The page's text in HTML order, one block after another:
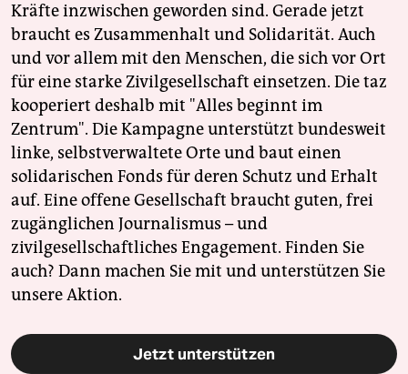
Kräfte inzwischen geworden sind. Gerade jetzt
braucht es Zusammenhalt und Solidarität. Auch
und vor allem mit den Menschen, die sich vor Ort
für eine starke Zivilgesellschaft einsetzen. Die taz
kooperiert deshalb mit "Alles beginnt im
Zentrum". Die Kampagne unterstützt bundesweit
linke, selbstverwaltete Orte und baut einen
solidarischen Fonds für deren Schutz und Erhalt
auf. Eine offene Gesellschaft braucht guten, frei
zugänglichen Journalismus – und
zivilgesellschaftliches Engagement. Finden Sie
auch? Dann machen Sie mit und unterstützen Sie
unsere Aktion.
Jetzt unterstützen